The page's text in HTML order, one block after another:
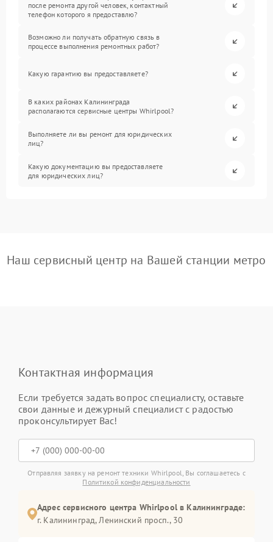
после ремонта другой человек, контактный
телефон которого я предоставлю?
Возможно ли получать обратную связь в
процессе выполнения ремонтных работ?
Какую гарантию вы предоставляете?
В каких районах Калининграда
располагаются сервисные центры Whirlpool?
Выполняете ли вы ремонт для юридических
лиц?
Какую документацию вы предоставляете
для юридических лиц?
Наш сервисный центр на Вашей станции метро
Контактная информация
Если требуется задать вопрос специалисту, оставьте
свои данные и дежурный специалист с радостью
проконсультирует Вас!
Отправляя заявку на ремонт техники Whirlpool, Вы соглашаетесь с
Политикой конфиденциальности
Адрес сервисного центра Whirlpool в Калининграде:
г. Калининград, Ленинский просп., 30